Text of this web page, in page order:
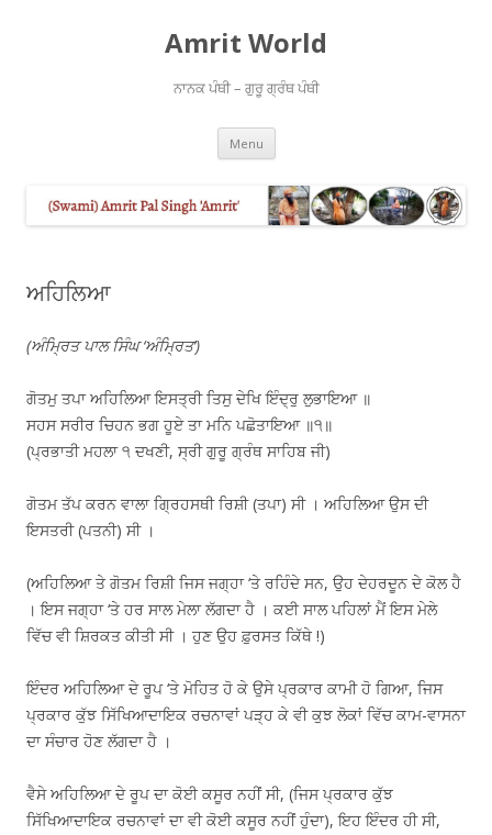
Amrit World
ਨਾਨਕ ਪੰਥੀ – ਗੁਰੂ ਗ੍ਰੰਥ ਪੰਥੀ
Menu Skip
content
ਅਹਿਲਿਆ
(ਅੰਮ੍ਰਿਤ ਪਾਲ ਸਿੰਘ ‘ਅੰਮ੍ਰਿਤ’)
ਗੋਤਮੁ ਤਪਾ ਅਹਿਲਿਆ ਇਸਤ੍ਰੀ ਤਿਸੁ ਦੇਖਿ ਇੰਦ੍ਰੁ ਲੁਭਾਇਆ ॥
ਸਹਸ ਸਰੀਰ ਚਿਹਨ ਭਗ ਹੂਏ ਤਾ ਮਨਿ ਪਛੋਤਾਇਆ ॥੧॥
(ਪ੍ਰਭਾਤੀ ਮਹਲਾ ੧ ਦਖਣੀ, ਸ੍ਰੀ ਗੁਰੂ ਗ੍ਰੰਥ ਸਾਹਿਬ ਜੀ)
ਗੋਤਮ ਤੱਪ ਕਰਨ ਵਾਲਾ ਗ੍ਰਿਹਸਥੀ ਰਿਸ਼ੀ (ਤਪਾ) ਸੀ । ਅਹਿਲਿਆ ਉਸ ਦੀ
ਇਸਤਰੀ (ਪਤਨੀ) ਸੀ ।
(ਅਹਿਲਿਆ ਤੇ ਗੋਤਮ ਰਿਸ਼ੀ ਜਿਸ ਜਗ੍ਹਾ ‘ਤੇ ਰਹਿੰਦੇ ਸਨ, ਉਹ ਦੇਹਰਦੂਨ ਦੇ ਕੋਲ ਹੈ
। ਇਸ ਜਗ੍ਹਾ ‘ਤੇ ਹਰ ਸਾਲ ਮੇਲਾ ਲੱਗਦਾ ਹੈ । ਕਈ ਸਾਲ ਪਹਿਲਾਂ ਮੈਂ ਇਸ ਮੇਲੇ
ਵਿੱਚ ਵੀ ਸ਼ਿਰਕਤ ਕੀਤੀ ਸੀ । ਹੁਣ ਉਹ ਫ਼ੁਰਸਤ ਕਿੱਥੇ !)
ਇੰਦਰ ਅਹਿਲਿਆ ਦੇ ਰੂਪ ‘ਤੇ ਮੋਹਿਤ ਹੋ ਕੇ ਉਸੇ ਪ੍ਰਕਾਰ ਕਾਮੀ ਹੋ ਗਿਆ, ਜਿਸ
ਪ੍ਰਕਾਰ ਕੁੱਝ ਸਿੱਖਿਆਦਾਇਕ ਰਚਨਾਵਾਂ ਪੜ੍ਹ ਕੇ ਵੀ ਕੁਝ ਲੋਕਾਂ ਵਿੱਚ ਕਾਮ-ਵਾਸਨਾ
ਦਾ ਸੰਚਾਰ ਹੋਣ ਲੱਗਦਾ ਹੈ ।
ਵੈਸੇ ਅਹਿਲਿਆ ਦੇ ਰੂਪ ਦਾ ਕੋਈ ਕਸੂਰ ਨਹੀਂ ਸੀ, (ਜਿਸ ਪ੍ਰਕਾਰ ਕੁੱਝ
ਸਿੱਖਿਆਦਾਇਕ ਰਚਨਾਵਾਂ ਦਾ ਵੀ ਕੋਈ ਕਸੂਰ ਨਹੀਂ ਹੁੰਦਾ), ਇਹ ਇੰਦਰ ਹੀ ਸੀ,